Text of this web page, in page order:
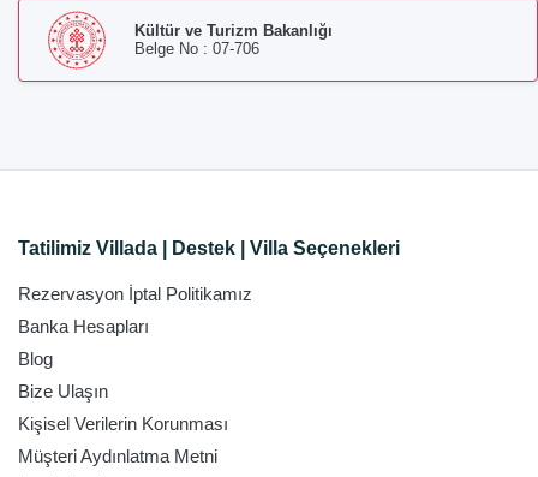
Kültür ve Turizm Bakanlığı
Belge No : 07-706
Tatilimiz Villada | Destek | Villa Seçenekleri
Rezervasyon İptal Politikamız
Banka Hesapları
Blog
Bize Ulaşın
Kişisel Verilerin Korunması
Müşteri Aydınlatma Metni